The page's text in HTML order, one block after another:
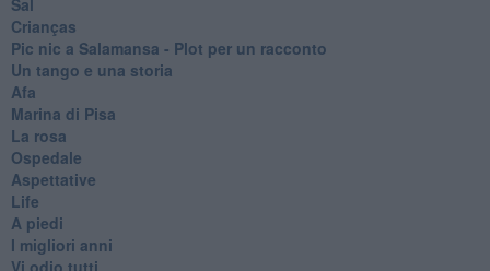
Crianças
Pic nic a Salamansa - Plot per un racconto
Un tango e una storia
Afa
Marina di Pisa
La rosa
Ospedale
Aspettative
Life
A piedi
I migliori anni
Vi odio tutti